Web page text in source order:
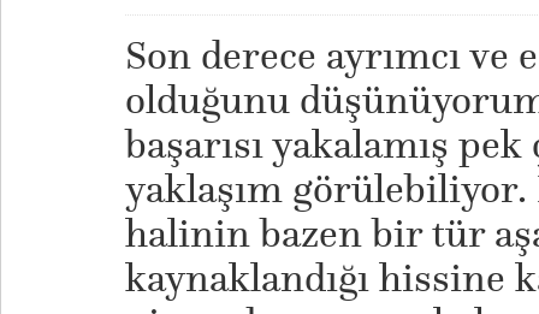
Son derece ayrımcı
olduğunu
başarısı yakalamış
yaklaşım
halinin bazen bir tür
kaynaklandığı hissine